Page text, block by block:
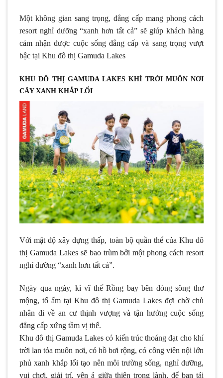
Một không gian sang trọng, đẳng cấp mang phong cách
resort nghỉ dưỡng “xanh hơn tất cả” sẽ giúp khách hàng
cảm nhận được cuộc sống đẳng cấp và sang trọng vượt
bậc tại Khu đô thị Gamuda Lakes
KHU ĐÔ THỊ GAMUDA LAKES KHÍ TRỜI MUÔN NƠI
CÂY XANH KHẮP LỐI
Với mật độ xây dựng thấp, toàn bộ quần thể của Khu đô
thị Gamuda Lakes sẽ bao trùm bởi một phong cách resort
nghỉ dưỡng “xanh hơn tất cả”.
Ngày qua ngày, kì vĩ thế Rồng bay bên dòng sông thơ
mộng, tổ ấm tại Khu đô thị Gamuda Lakes đợi chờ chủ
nhân đi về an cư thịnh vượng và tận hưởng cuộc sống
đẳng cấp xứng tầm vị thế.
Khu đô thị Gamuda Lakes có kiến trúc thoáng đạt cho khí
trời lan tỏa muôn nơi, có hồ bơi rộng, có công viên nội lớn
phủ xanh khắp lối tạo nên môi trường sống, nghỉ dưỡng,
vui chơi, giải trí, yên ả giữa thiên trong lành, để bạn tái